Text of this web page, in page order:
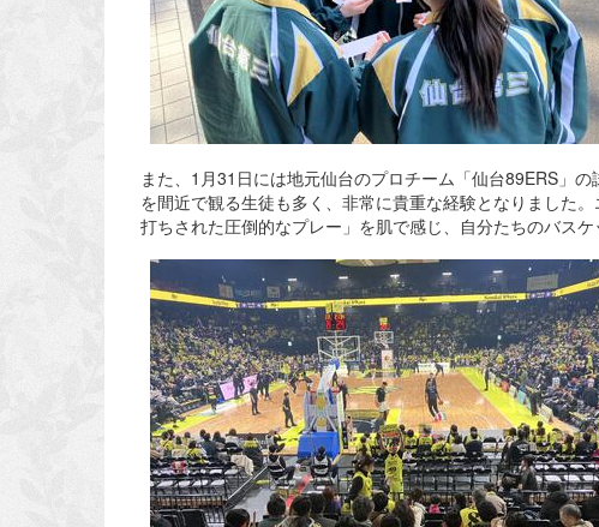
また、1月31日には地元仙台のプロチーム「仙台89ERS」
を間近で観る生徒も多く、非常に貴重な経験となりました
打ちされた圧倒的なプレー」を肌で感じ、自分たちのバス